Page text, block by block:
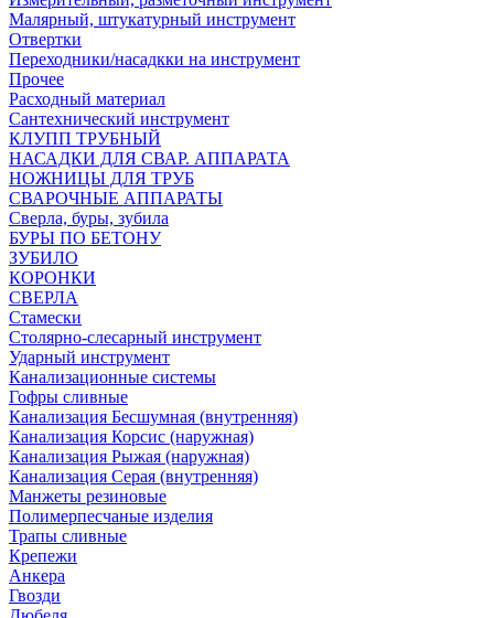
Малярный, штукатурный инструмент
Отвертки
Переходники/насадкки на инструмент
Прочее
Расходный материал
Сантехнический инструмент
КЛУПП ТРУБНЫЙ
НАСАДКИ ДЛЯ СВАР. АППАРАТА
НОЖНИЦЫ ДЛЯ ТРУБ
СВАРОЧНЫЕ АППАРАТЫ
Сверла, буры, зубила
БУРЫ ПО БЕТОНУ
ЗУБИЛО
КОРОНКИ
СВЕРЛА
Стамески
Столярно-слесарный инструмент
Ударный инструмент
Канализационные системы
Гофры сливные
Канализация Бесшумная (внутренняя)
Канализация Корсис (наружная)
Канализация Рыжая (наружная)
Канализация Серая (внутренняя)
Манжеты резиновые
Полимерпесчаные изделия
Трапы сливные
Крепежи
Анкера
Гвозди